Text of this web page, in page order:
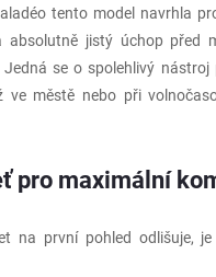
tento model navrhla
absolutně jistý úchop před
se o spolehlivý nástroj
ve městě nebo při
pro maximální
na první pohled odlišuje, je